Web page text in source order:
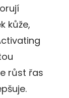
kůže,
růst řas